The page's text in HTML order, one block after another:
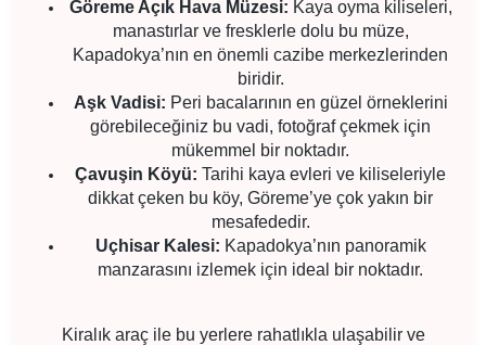
Göreme Açık Hava Müzesi: Kaya oyma kiliseleri,
manastırlar ve fresklerle dolu bu müze,
Kapadokya’nın en önemli cazibe merkezlerinden
biridir.
Aşk Vadisi: Peri bacalarının en güzel örneklerini
görebileceğiniz bu vadi, fotoğraf çekmek için
mükemmel bir noktadır.
Çavuşin Köyü: Tarihi kaya evleri ve kiliseleriyle
dikkat çeken bu köy, Göreme’ye çok yakın bir
mesafededir.
Uçhisar Kalesi: Kapadokya’nın panoramik
manzarasını izlemek için ideal bir noktadır.
Kiralık araç ile bu yerlere rahatlıkla ulaşabilir ve